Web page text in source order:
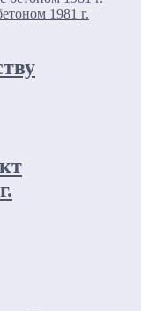
1981 г.